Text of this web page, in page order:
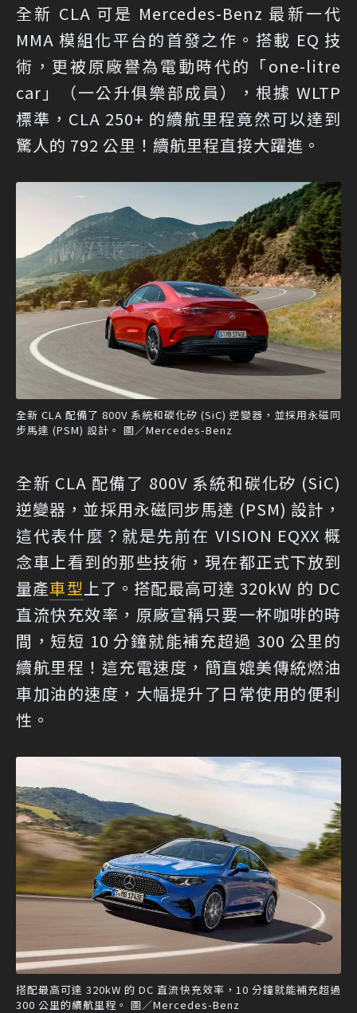
全新 CLA 可是 Mercedes-Benz 最新一代
MMA 模組化平台的首發之作。搭載 EQ 技
術，更被原廠譽為電動時代的「one-litre
car」（一公升俱樂部成員），根據 WLTP
標準，CLA 250+ 的續航里程竟然可以達到
驚人的 792 公里！續航里程直接大躍進。
全新 CLA 配備了 800V 系統和碳化矽 (SiC) 逆變器，並採用永磁同
步馬達 (PSM) 設計。 圖／Mercedes-Benz
全新 CLA 配備了 800V 系統和碳化矽 (SiC)
逆變器，並採用永磁同步馬達 (PSM) 設計，
這代表什麼？就是先前在 VISION EQXX 概
念車上看到的那些技術，現在都正式下放到
量產車型上了。搭配最高可達 320kW 的 DC
直流快充效率，原廠宣稱只要一杯咖啡的時
間，短短 10 分鐘就能補充超過 300 公里的
續航里程！這充電速度，簡直媲美傳統燃油
車加油的速度，大幅提升了日常使用的便利
性。
搭配最高可達 320kW 的 DC 直流快充效率，10 分鐘就能補充超過
300 公里的續航里程。 圖／Mercedes-Benz